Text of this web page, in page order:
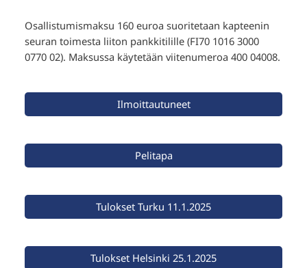
Osallistumismaksu 160 euroa suoritetaan kapteenin
seuran toimesta liiton pankkitilille (FI70 1016 3000
0770 02). Maksussa käytetään viitenumeroa 400 04008.
Ilmoittautuneet
Pelitapa
Tulokset Turku 11.1.2025
Tulokset Helsinki 25.1.2025